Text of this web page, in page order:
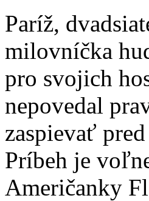
Paríž,
milovníčka
pro svojich
nepovedal
zaspievať
Príbeh je
Američanky